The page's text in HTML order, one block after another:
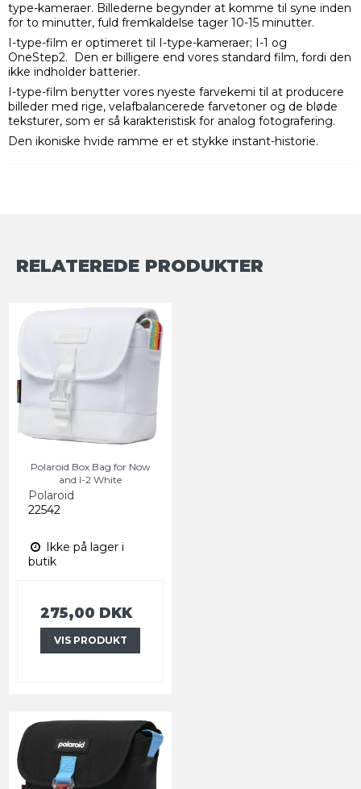
type-kameraer. Billederne begynder at komme til syne inden
for to minutter, fuld fremkaldelse tager 10-15 minutter.
I-type-film er optimeret til I-type-kameraer; I-1 og
OneStep2. Den er billigere end vores standard film, fordi den
ikke indholder batterier.
I-type-film benytter vores nyeste farvekemi til at producere
billeder med rige, velafbalancerede farvetoner og de bløde
teksturer, som er så karakteristisk for analog fotografering.
Den ikoniske hvide ramme er et stykke instant-historie.
RELATEREDE PRODUKTER
Polaroid Box Bag for Now
and I-2 White
Polaroid
22542
Ikke på lager i
butik
275,00 DKK
VIS PRODUKT